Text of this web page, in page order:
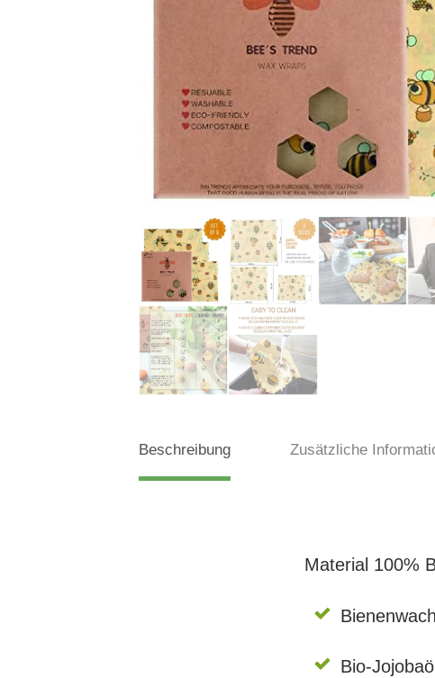
Beschreibung Zusätzliche
Material 100%
Bio-Jojobaöl